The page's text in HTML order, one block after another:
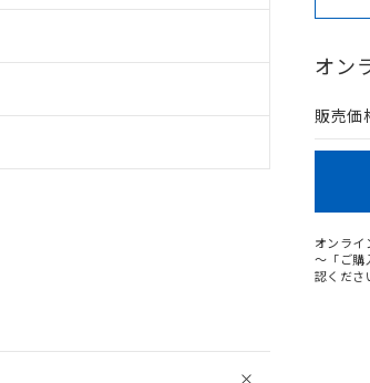
オン
販売価
オンライ
～「ご購
認くださ
提供可能な商品です。
査中または確認中の商品です。